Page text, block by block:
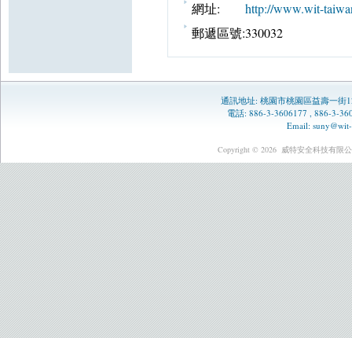
網址:
http://www.wit-
郵遞區號:330032
通訊地址: 桃園市桃園區益壽一街
電話: 886-3-3606177 , 886-3-
Email:
Copyright © 2026 威特安全科技有限